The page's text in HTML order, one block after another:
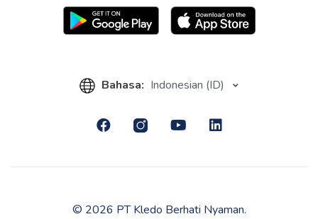
Bahasa: Indonesian (ID)
© 2026 PT Kledo Berhati Nyaman.